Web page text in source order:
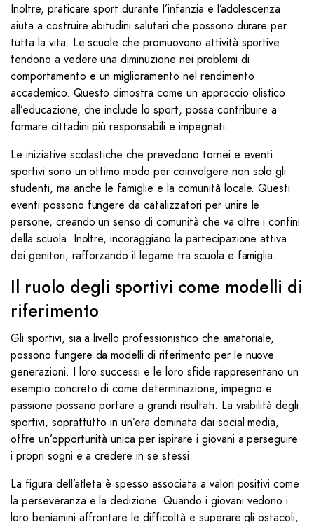
Inoltre, praticare sport durante l’infanzia e l’adolescenza
aiuta a costruire abitudini salutari che possono durare per
tutta la vita. Le scuole che promuovono attività sportive
tendono a vedere una diminuzione nei problemi di
comportamento e un miglioramento nel rendimento
accademico. Questo dimostra come un approccio olistico
all’educazione, che include lo sport, possa contribuire a
formare cittadini più responsabili e impegnati.
Le iniziative scolastiche che prevedono tornei e eventi
sportivi sono un ottimo modo per coinvolgere non solo gli
studenti, ma anche le famiglie e la comunità locale. Questi
eventi possono fungere da catalizzatori per unire le
persone, creando un senso di comunità che va oltre i confini
della scuola. Inoltre, incoraggiano la partecipazione attiva
dei genitori, rafforzando il legame tra scuola e famiglia.
Il ruolo degli sportivi come modelli di
riferimento
Gli sportivi, sia a livello professionistico che amatoriale,
possono fungere da modelli di riferimento per le nuove
generazioni. I loro successi e le loro sfide rappresentano un
esempio concreto di come determinazione, impegno e
passione possano portare a grandi risultati. La visibilità degli
sportivi, soprattutto in un’era dominata dai social media,
offre un’opportunità unica per ispirare i giovani a perseguire
i propri sogni e a credere in se stessi.
La figura dell’atleta è spesso associata a valori positivi come
la perseveranza e la dedizione. Quando i giovani vedono i
loro beniamini affrontare le difficoltà e superare gli ostacoli,